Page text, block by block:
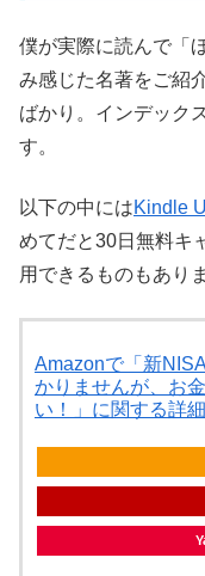
僕が実際に読んで「
み感じた名著をご紹
ばかり。インデック
す。
以下の中にはKindle
めてだと30日無料キ
用できるものもあり
Amazonで「新
かりませんが、お
い！」に関する詳